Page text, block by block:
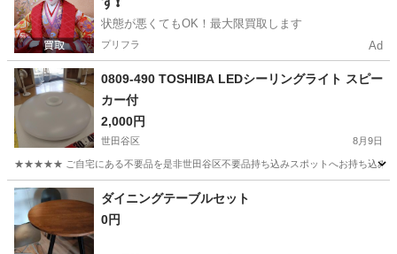
状態が悪くてもOK！最大限買取します
プリフラ Ad
0809-490 TOSHIBA LEDシーリングライト スピー
カー付
2,000円
世田谷区 8月9日
★★★★★ ご自宅にある不要品を是非世田谷区不要品持ち込みスポットへお持ち込みし
東京 世田谷区 照明器具 シーリングライト
ダイニングテーブルセット
0円